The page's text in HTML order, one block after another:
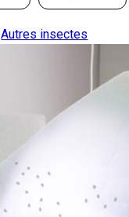
Autres insectes